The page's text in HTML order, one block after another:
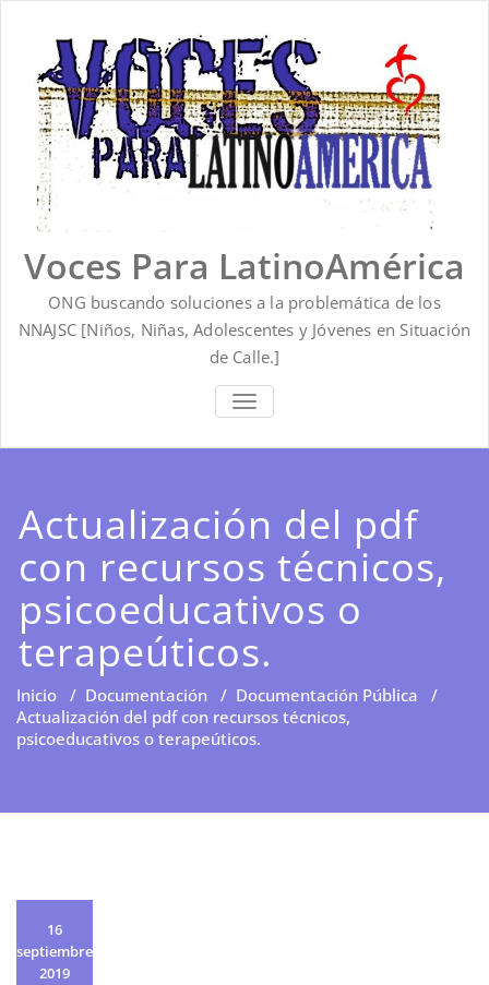
contenido
Voces Para LatinoAmérica
ONG buscando soluciones a la problemática de los
NNAJSC [Niños, Niñas, Adolescentes y Jóvenes en Situación
de Calle.]
ALTERNAR
LA
Actualización del pdf
con recursos técnicos,
psicoeducativos o
terapeúticos.
Inicio / Documentación / Documentación Pública /
Actualización del pdf con recursos técnicos,
psicoeducativos o terapeúticos.
16
septiembre
2019